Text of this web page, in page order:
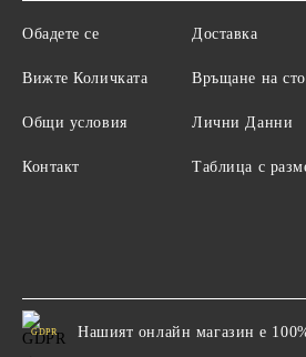
Обадете се
Вижте Количката
Общи условия
Контакт
Доставка
Връщане на
Лични Данни
Таблица с
GDPR Нашият онлайн магазин е